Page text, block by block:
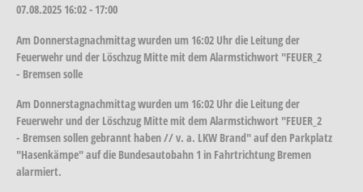
07.08.2025 16:02 - 17:00
Am Donnerstagnachmittag wurden um 16:02 Uhr die Leitung der
Feuerwehr und der Löschzug Mitte mit dem Alarmstichwort "FEUER_2
- Bremsen solle
Am Donnerstagnachmittag wurden um 16:02 Uhr die Leitung der
Feuerwehr und der Löschzug Mitte mit dem Alarmstichwort "FEUER_2
- Bremsen sollen gebrannt haben // v. a. LKW Brand" auf den Parkplatz
"Hasenkämpe" auf die Bundesautobahn 1 in Fahrtrichtung Bremen
alarmiert.